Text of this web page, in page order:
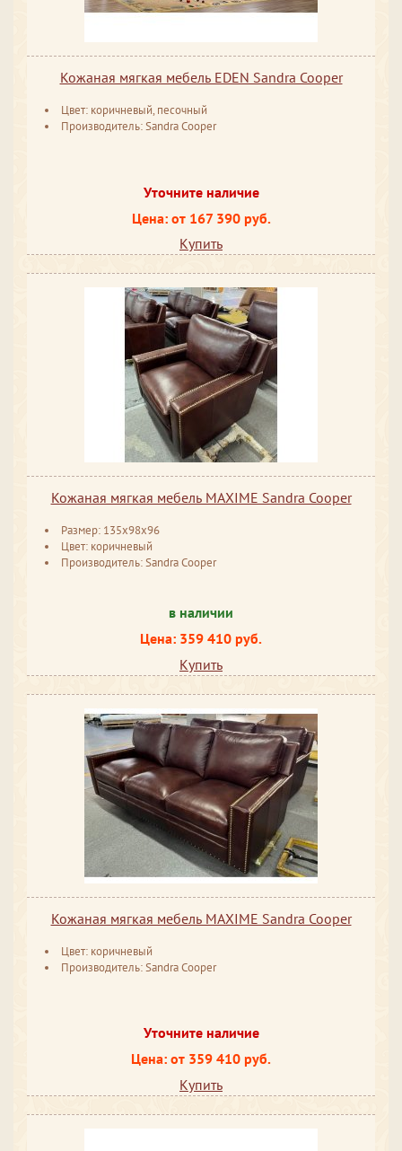
Кожаная мягкая мебель EDEN Sandra Cooper
Цвет: коричневый, песочный
Производитель: Sandra Cooper
Уточните наличие
Цена: от 167 390 руб.
Купить
Кожаная мягкая мебель MAXIME Sandra Cooper
Размер: 135x98x96
Цвет: коричневый
Производитель: Sandra Cooper
в наличии
Цена: 359 410 руб.
Купить
Кожаная мягкая мебель MAXIME Sandra Cooper
Цвет: коричневый
Производитель: Sandra Cooper
Уточните наличие
Цена: от 359 410 руб.
Купить